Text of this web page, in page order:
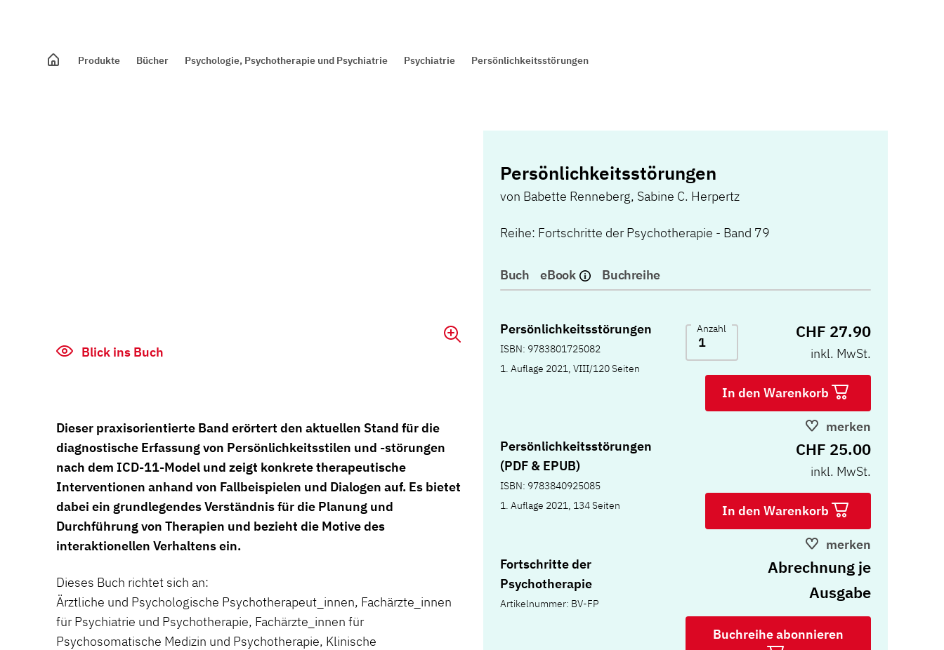
Produkte Bücher Psychologie, Psychotherapie und Psychiatrie Psychiatrie Persönlichkeitsstörungen
Persönlichkeitsstörungen
von Babette Renneberg, Sabine C. Herpertz
Reihe: Fortschritte der Psychotherapie - Band 79
Buch eBook Buchreihe
Persönlichkeitsstörungen
ISBN: 9783801725082
1. Auflage 2021, VIII/120 Seiten
Anzahl CHF 27.90
inkl. MwSt.
In den Warenkorb
merken
Persönlichkeitsstörungen
(PDF & EPUB)
ISBN: 9783840925085
1. Auflage 2021, 134 Seiten
CHF 25.00
inkl. MwSt.
In den Warenkorb
merken
Fortschritte der
Psychotherapie
Artikelnummer: BV-FP
Abrechnung je
Ausgabe
Buchreihe abonnieren
Blick ins Buch
Dieser praxisorientierte Band erörtert den aktuellen Stand für die
diagnostische Erfassung von Persönlichkeitsstilen und -störungen
nach dem ICD-11-Model und zeigt konkrete therapeutische
Interventionen anhand von Fallbeispielen und Dialogen auf. Es bietet
dabei ein grundlegendes Verständnis für die Planung und
Durchführung von Therapien und bezieht die Motive des
interaktionellen Verhaltens ein.
Dieses Buch richtet sich an:
Ärztliche und Psychologische Psychotherapeut_innen, Fachärzte_innen
für Psychiatrie und Psychotherapie, Fachärzte_innen für
Psychosomatische Medizin und Psychotherapie, Klinische